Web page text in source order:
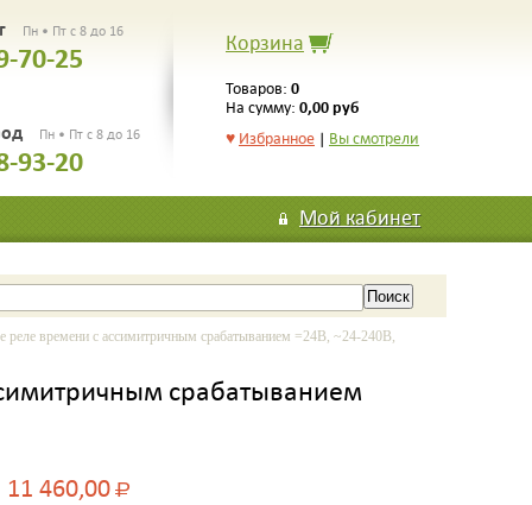
Пн • Пт с 8 до 16
70-25
Пн • Пт с 8 до 16
93-20
Корзина
Товаров: 0
На сумму: 0,00 руб
♥ Избранное | Вы смотрели
Мой кабинет
времени с ассимитричным срабатыванием =24В, ~24-240В,
срабатыванием
11 460,00Р